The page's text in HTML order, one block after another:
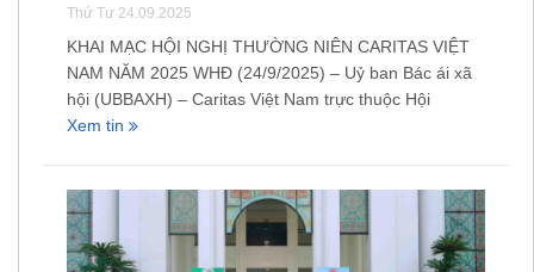
Thứ Tư 24.09.2025
KHAI MẠC HỘI NGHỊ THƯỜNG NIÊN CARITAS VIỆT
NAM NĂM 2025 WHĐ (24/9/2025) – Uỷ ban Bác ái xã
hội (UBBAXH) – Caritas Việt Nam trực thuộc Hội
Xem tin